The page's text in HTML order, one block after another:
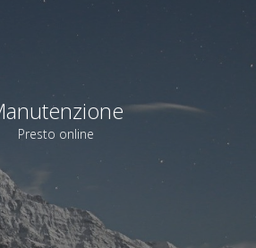
Presto online